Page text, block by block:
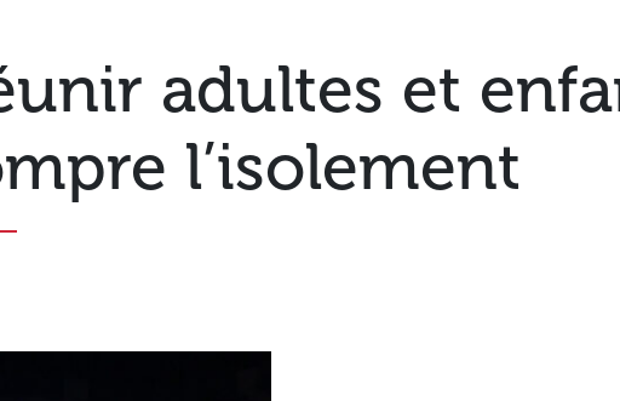
adultes et
l’isolement